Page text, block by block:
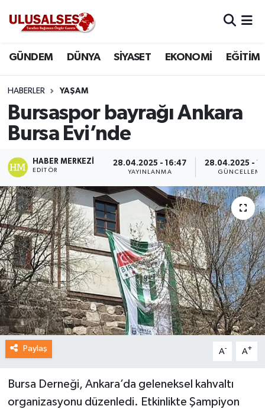
GÜNDEM DÜNYA SİYASET EKONOMİ EĞİTİM
HABERLER YAŞAM
Bursaspor bayrağı Ankara
Bursa Evi’nde
HABER MERKEZI
EDITÖR
28.04.2025 - 16:47
YAYINLANMA
28.04.2025 -
GÜNCELLEME
Paylaş A- A+
Bursa Derneği, Ankara’da geleneksel kahvaltı
organizasyonu düzenledi. Etkinlikte Şampiyon
DÜNYA
EKONOMİ
EĞİTİM
SAĞLIK
MAGAZİN
SPOR
Trafik Durumu
Süper Lig Puan Durumu ve Fikstür
Tüm Manşetler
Son Dakika Haberleri
Haber Arşivi